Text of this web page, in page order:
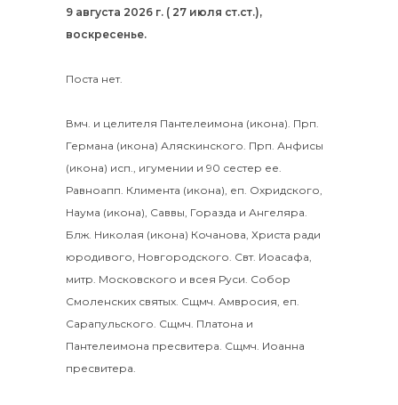
9 августа 2026 г. ( 27 июля ст.ст.),
воскресенье.
Поста нет.
Вмч. и целителя Пантелеимона (икона). Прп.
Германа (икона) Аляскинского. Прп. Анфисы
(икона) исп., игумении и 90 сестер ее.
Равноапп. Климента (икона), еп. Охридского,
Наума (икона), Саввы, Горазда и Ангеляра.
Блж. Николая (икона) Кочанова, Христа ради
юродивого, Новгородского. Свт. Иоасафа,
митр. Московского и всея Руси. Собор
Смоленских святых. Сщмч. Амвросия, еп.
Сарапульского. Сщмч. Платона и
Пантелеимона пресвитера. Сщмч. Иоанна
пресвитера.